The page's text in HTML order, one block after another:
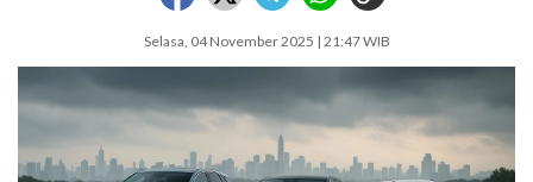
Selasa, 04 November 2025 | 21:47 WIB